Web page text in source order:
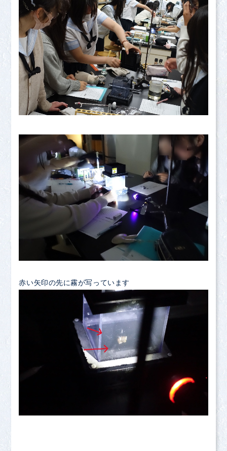
赤い矢印の先に霧が写っています